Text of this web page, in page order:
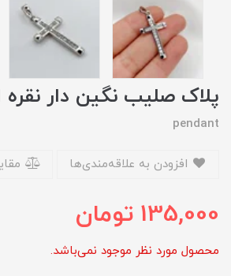
پلاک صلیب نگین دار
pendant
135,000 تومان
محصول مورد نظر موجود نمی‌باشد.